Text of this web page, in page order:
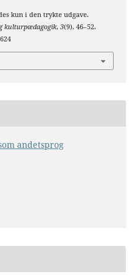
kun i den trykte udgave.
kulturpædagogik, 3(9), 46–52.
andetsprog